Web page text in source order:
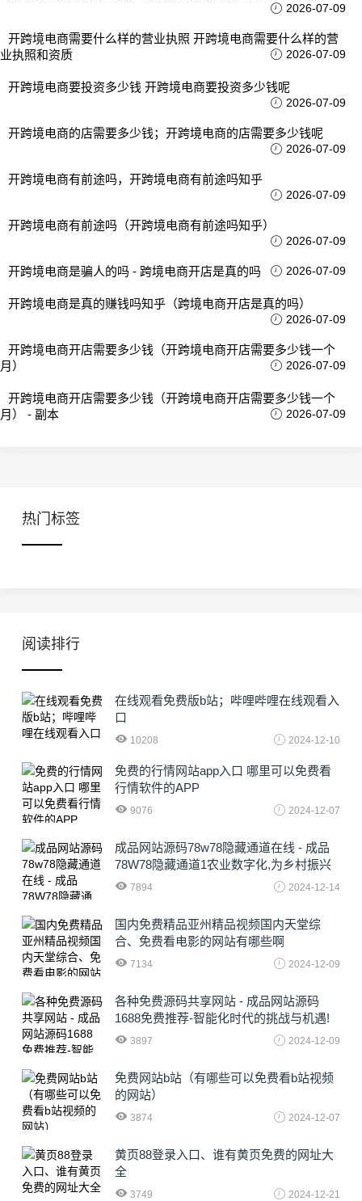
2026-07-09
开跨境电商需要什么样的营业执照 开跨境电商需要什么样的营
业执照和资质
2026-07-09
开跨境电商要投资多少钱 开跨境电商要投资多少钱呢
2026-07-09
开跨境电商的店需要多少钱；开跨境电商的店需要多少钱呢
2026-07-09
开跨境电商有前途吗，开跨境电商有前途吗知乎
2026-07-09
开跨境电商有前途吗（开跨境电商有前途吗知乎）
2026-07-09
开跨境电商是骗人的吗 - 跨境电商开店是真的吗 2026-07-09
开跨境电商是真的赚钱吗知乎（跨境电商开店是真的吗）
2026-07-09
开跨境电商开店需要多少钱（开跨境电商开店需要多少钱一个
月）
2026-07-09
开跨境电商开店需要多少钱（开跨境电商开店需要多少钱一个
月） - 副本
2026-07-09
热门标签
阅读排行
在线观看免费版b站；哔哩哔哩在线观看入
口
10208 2024-12-10
免费的行情网站app入口 哪里可以免费看
行情软件的APP
9076 2024-12-07
成品网站源码78w78隐藏通道在线 - 成品
78W78隐藏通道1农业数字化,为乡村振兴
注入新动力
7894 2024-12-14
国内免费精品亚州精品视频国内天堂综
合、免费看电影的网站有哪些啊
7134 2024-12-09
各种免费源码共享网站 - 成品网站源码
1688免费推荐-智能化时代的挑战与机遇!
3897 2024-12-09
免费网站b站（有哪些可以免费看b站视频
的网站）
3874 2024-12-07
黄页88登录入口、谁有黄页免费的网址大
全
3749 2024-12-21